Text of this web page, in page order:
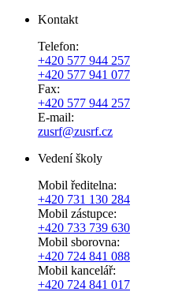
Kontakt
Telefon:
+420 577 944 257
+420 577 941 077
Fax:
+420 577 944 257
E-mail:
zusrf@zusrf.cz
Vedení školy
Mobil ředitelna:
+420 731 130 284
Mobil zástupce:
+420 733 739 630
Mobil sborovna:
+420 724 841 088
Mobil kancelář:
+420 724 841 017